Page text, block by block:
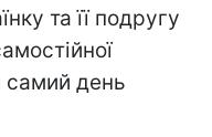
та її подругу
самий день